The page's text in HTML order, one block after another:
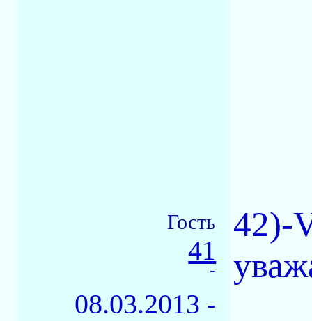
Гость
41
-
08.03.2013 -
42)-